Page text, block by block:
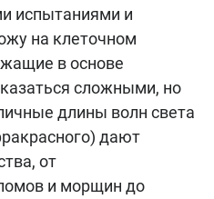
испытаниями и
на клеточном
в основе
сложными, но
длины волн света
дают
от
и морщин до